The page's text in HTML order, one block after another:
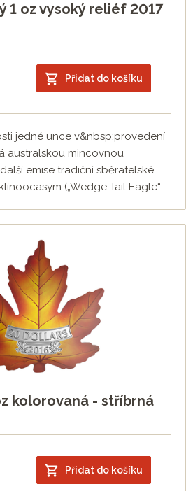
1 oz vysoký reliéf 2017
Přidat do košíku
jedné unce v&nbsp;provedení
australskou mincovnou
emise tradiční sběratelské
(„Wedge Tail Eagle“...
kolorovaná - stříbrná
Přidat do košíku